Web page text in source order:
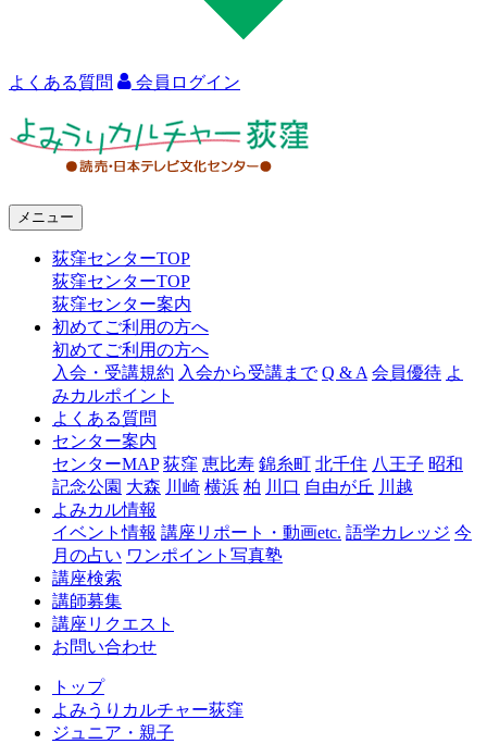
よくある質問 会員ログイン
ャ
窪
メニュー
荻窪センターTOP
荻窪センターTOP
荻窪センター案内
初めてご利用の方へ
初めてご利用の方へ
入会・受講規約 入会から受講まで Q & A 会員優待 よ
みカルポイント
よくある質問
センター案内
センターMAP 荻窪 恵比寿 錦糸町 北千住 八王子 昭和
記念公園 大森 川崎 横浜 柏 川口 自由が丘 川越
よみカル情報
イベント情報 講座リポート・動画etc. 語学カレッジ 今
月の占い ワンポイント写真塾
講座検索
講師募集
講座リクエスト
お問い合わせ
トップ
よみうりカルチャー荻窪
ジュニア・親子